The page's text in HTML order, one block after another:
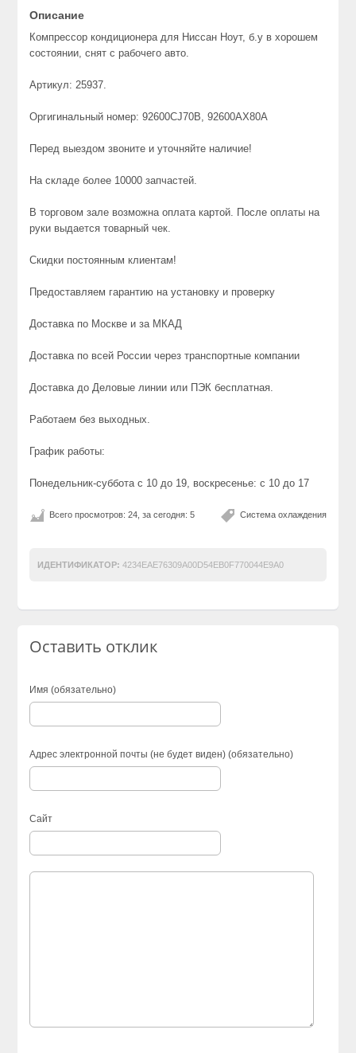
Описание
Компрессор кондиционера для Ниссан Ноут, б.у в хорошем
состоянии, снят с рабочего авто.
Артикул: 25937.
Оргигинальный номер: 92600CJ70B, 92600AX80A
Перед выездом звоните и уточняйте наличие!
На складе более 10000 запчастей.
В торговом зале возможна оплата картой. После оплаты на
руки выдается товарный чек.
Скидки постоянным клиентам!
Предоставляем гарантию на установку и проверку
Доставка по Москве и за МКАД
Доставка по всей России через транспортные компании
Доставка до Деловые линии или ПЭК бесплатная.
Работаем без выходных.
График работы:
Понедельник-суббота с 10 до 19, воскресенье: с 10 до 17
Система охлаждения
Всего просмотров: 24, за сегодня: 5
ИДЕНТИФИКАТОР: 4234EAE76309A00D54EB0F770044E9A0
Оставить отклик
Имя (обязательно)
Адрес электронной почты (не будет виден) (обязательно)
Сайт